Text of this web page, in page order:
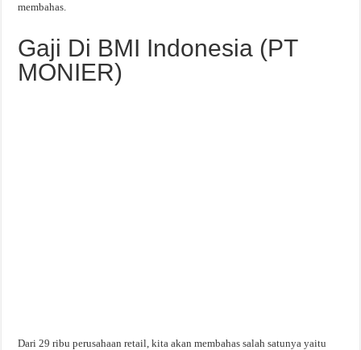
membahas.
Gaji Di BMI Indonesia (PT
MONIER)
Dari 29 ribu perusahaan retail, kita akan membahas salah satunya yaitu